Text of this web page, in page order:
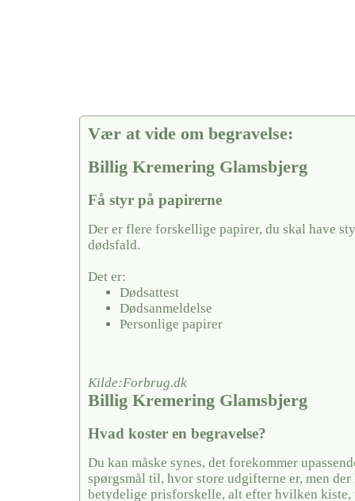
Vær at vide om begravelse:
Billig Kremering Glamsbjerg
Få styr på papirerne
Der er flere forskellige papirer, du skal have
dødsfald.
Det er:
Dødsattest
Dødsanmeldelse
Personlige papirer
Kilde:Forbrug.dk
Billig Kremering Glamsbjerg
Hvad koster en begravelse?
Du kan måske synes, det forekommer
spørgsmål til, hvor store udgifterne er, men
betydelige prisforskelle, alt efter hvilken kiste,